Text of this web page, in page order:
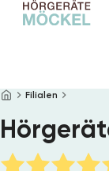
Brillen
Filialen
Startseite
Filialen